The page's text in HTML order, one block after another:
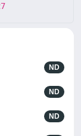
ND
ND
ND